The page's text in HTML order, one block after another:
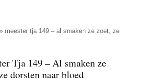
» meester tja 149 – al smaken ze zoet, ze
Tja 149 – Al smaken ze
dorsten naar bloed